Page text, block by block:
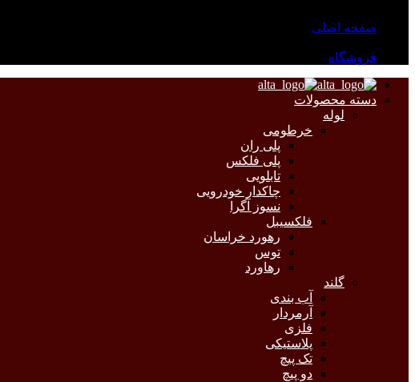
صفحه اصلی
فروشگاه
دسته محصولات
لوله
خرطومی
پلی ران
پلی فلکس
تابلویی
چاکدار خودرویی
نسوز آگرا
فلکسیبل
رهورد خراسان
توس
رهاورد
گلند
آب بندی
آرمردار
فلزی
پلاستیکی
تک پیچ
دو پیچ